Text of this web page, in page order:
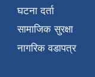
घटना दर्ता
सामाजिक सुरक्षा
नागरिक वडापत्र